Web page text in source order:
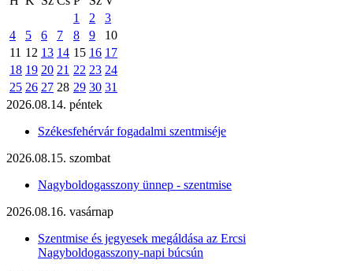
1
2
3
4
5 6 7 8 9
10
11 12 13 14 15 16 17
18 19 20 21 22 23 24
25 26 27 28 29 30 31
2026.08.14. péntek
Székesfehérvár fogadalmi szentmiséje
2026.08.15. szombat
Nagyboldogasszony ünnep - szentmise
2026.08.16. vasárnap
Szentmise és jegyesek megáldása az Ercsi
Nagyboldogasszony-napi búcsún